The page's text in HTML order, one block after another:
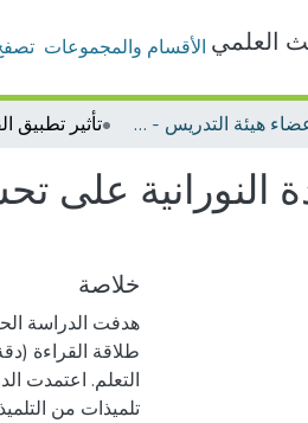
العلمي الأقسام والمجموعات
بحوث أعضاء هيئة التدريس - التربية الخاصة
النورانية
خلاصة
هدفت الدراسة
طلاقة القراءة
تلميذات من